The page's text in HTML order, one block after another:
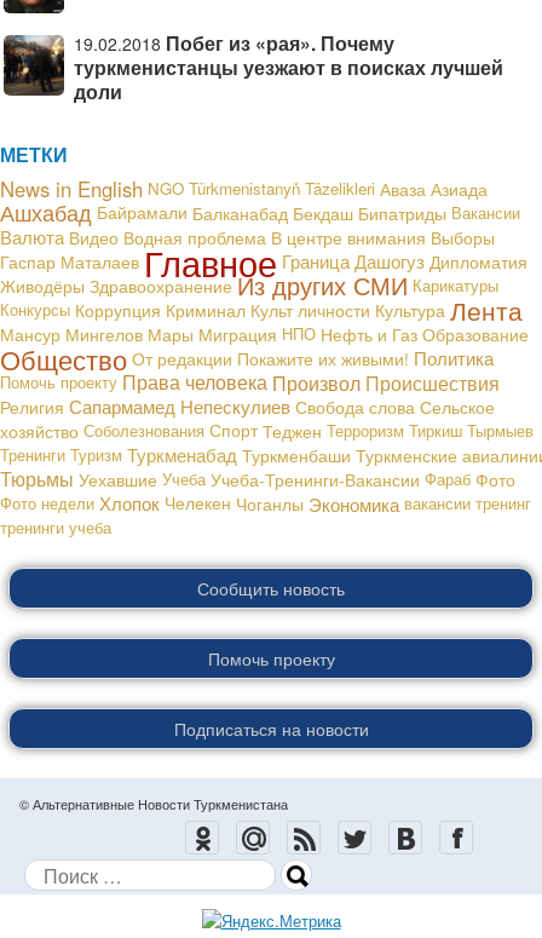
19.02.2018 Побег из «рая». Почему
туркменистанцы уезжают в поисках лучшей
доли
МЕТКИ
News in English NGO Türkmenistanyň Täzelikleri Аваза Азиада
Ашхабад Байрамали Балканабад Бекдаш Бипатриды Вакансии
Валюта Видео Водная проблема В центре внимания Выборы
Гаспар Маталаев Главное ГраницаДашогуз Дипломатия
Живодёры Здравоохранение Из других СМИ Карикатуры
Конкурсы Коррупция Криминал Культ личности Культура Лента
Мансур Мингелов Мары Миграция НПО Нефть и Газ Образование
Общество От редакции Покажите их живыми! Политика
Помочь проекту Права человека Произвол Происшествия
Религия Сапармамед Непескулиев Свобода слова Сельское
хозяйство Соболезнования Спорт Теджен Терроризм Тиркиш Тырмыев
Тренинги Туризм Туркменабад Туркменбаши Туркменские
Тюрьмы Уехавшие Учеба Учеба-Тренинги-Вакансии Фараб Фото
Фото недели Хлопок Челекен Чоганлы Экономика вакансии тренинг
тренинги учеба
Сообщить новость
Помочь проекту
Подписаться на новости
© Альтернативные Новости Туркменистана
Поиск